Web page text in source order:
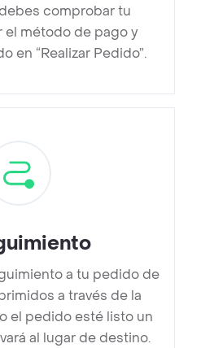
comprobar tu
el método de pago y
en “Realizar Pedido”.
a tu pedido de
a través de la
el pedido esté listo un
al lugar de destino.